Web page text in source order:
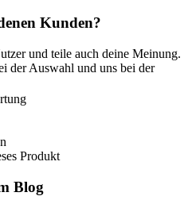
Kunden?
und teile auch deine Meinung.
der Auswahl und uns bei der
Produkt
Blog